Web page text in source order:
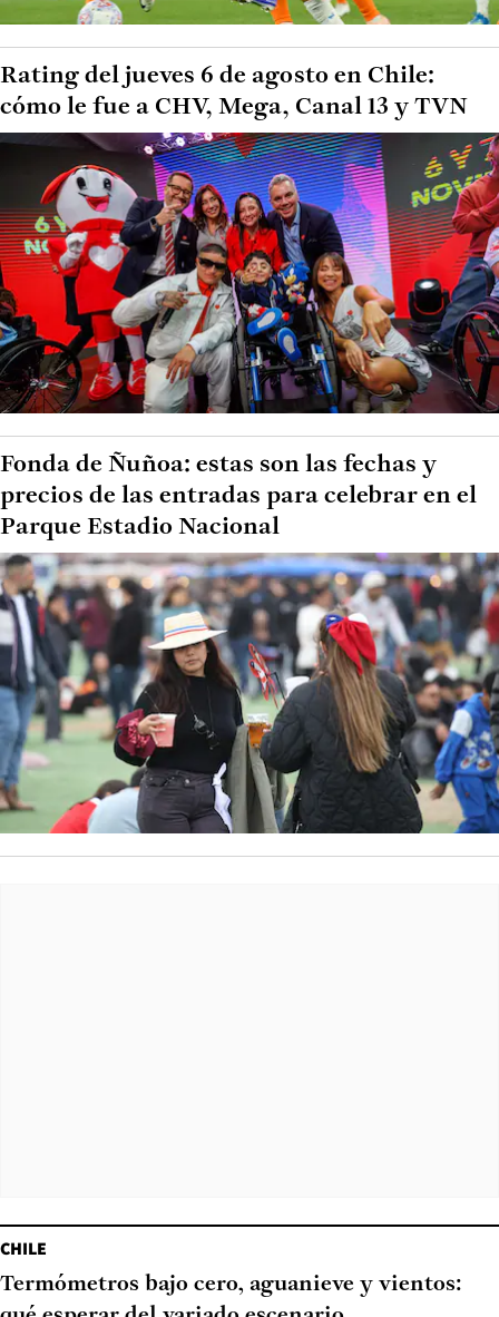
Rating del jueves 6 de agosto en Chile:
cómo le fue a CHV, Mega, Canal 13 y TVN
Fonda de Ñuñoa: estas son las fechas y
precios de las entradas para celebrar en el
Parque Estadio Nacional
CHILE
Termómetros bajo cero, aguanieve y vientos: